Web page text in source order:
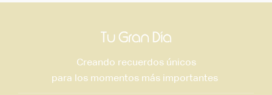
Creando recuerdos únicos
para los momentos más importantes